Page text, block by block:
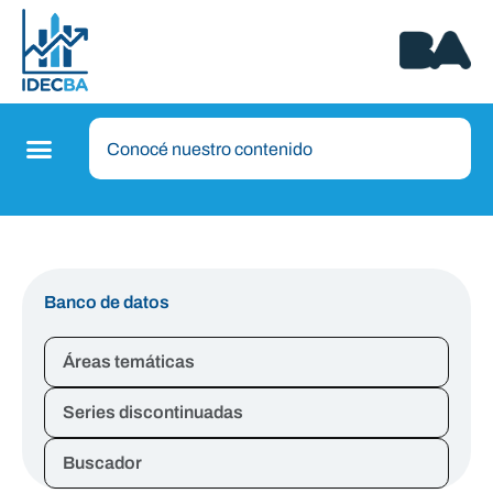
Banco de datos
Áreas temáticas
Series discontinuadas
Buscador